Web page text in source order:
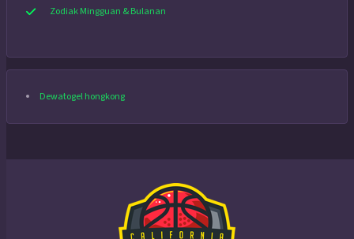
Zodiak Mingguan & Bulanan
Dewatogel hongkong